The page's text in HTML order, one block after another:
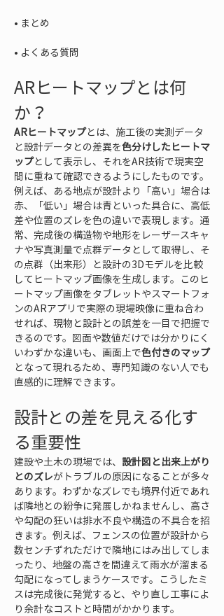
•
• よくある質問
ARヒートマップとは何
か？
ARヒートマップとは、施工後の実測データ
と設計データとの差異を色分けしたヒートマ
ップとして表示し、それをAR技術で現実空
間に重ねて確認できるようにしたものです。
例えば、ある地点が設計より「高い」場合は
赤、「低い」場合は青といった具合に、高低
差や位置のズレを色の違いで表現します。通
常、完成後の構造物や地形をレーザースキャ
ナや写真測量で点群データとして取得し、そ
の点群（出来形）と設計の3Dモデルを比較
してヒートマップ画像を生成します。このヒ
ートマップ画像をタブレットやスマートフォ
ンのARアプリで実際の現場映像に重ね合わ
せれば、現物と設計との誤差を一目で把握で
きるのです。図面や数値だけでは分かりにく
いわずかな違いも、画面上で色付きのマップ
となって現れるため、専門知識のない人でも
直感的に理解できます。
設計との差を見える化す
る重要性
建設や土木の現場では、 設計図と出来上がり
とのズレがトラブルの原因になることが多々
あります。わずかなズレでも境界付近であれ
ば隣地との紛争に発展しかねませんし、高さ
や勾配の狂いは排水不良や構造の不具合を招
きます。例えば、フェンスの位置が設計から
数センチずれただけで隣地にはみ出してしま
ったり、地盤の高さを間違えて雨水が溜まる
勾配になってしまうケースです。こうしたミ
スは完成後に発覚すると、やり直し工事によ
り余計なコストと時間がかかります。